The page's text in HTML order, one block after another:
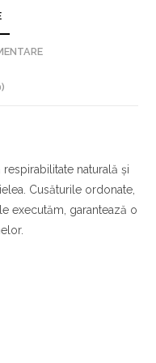
naturală și
Cusăturile ordonate,
executăm, garantează o